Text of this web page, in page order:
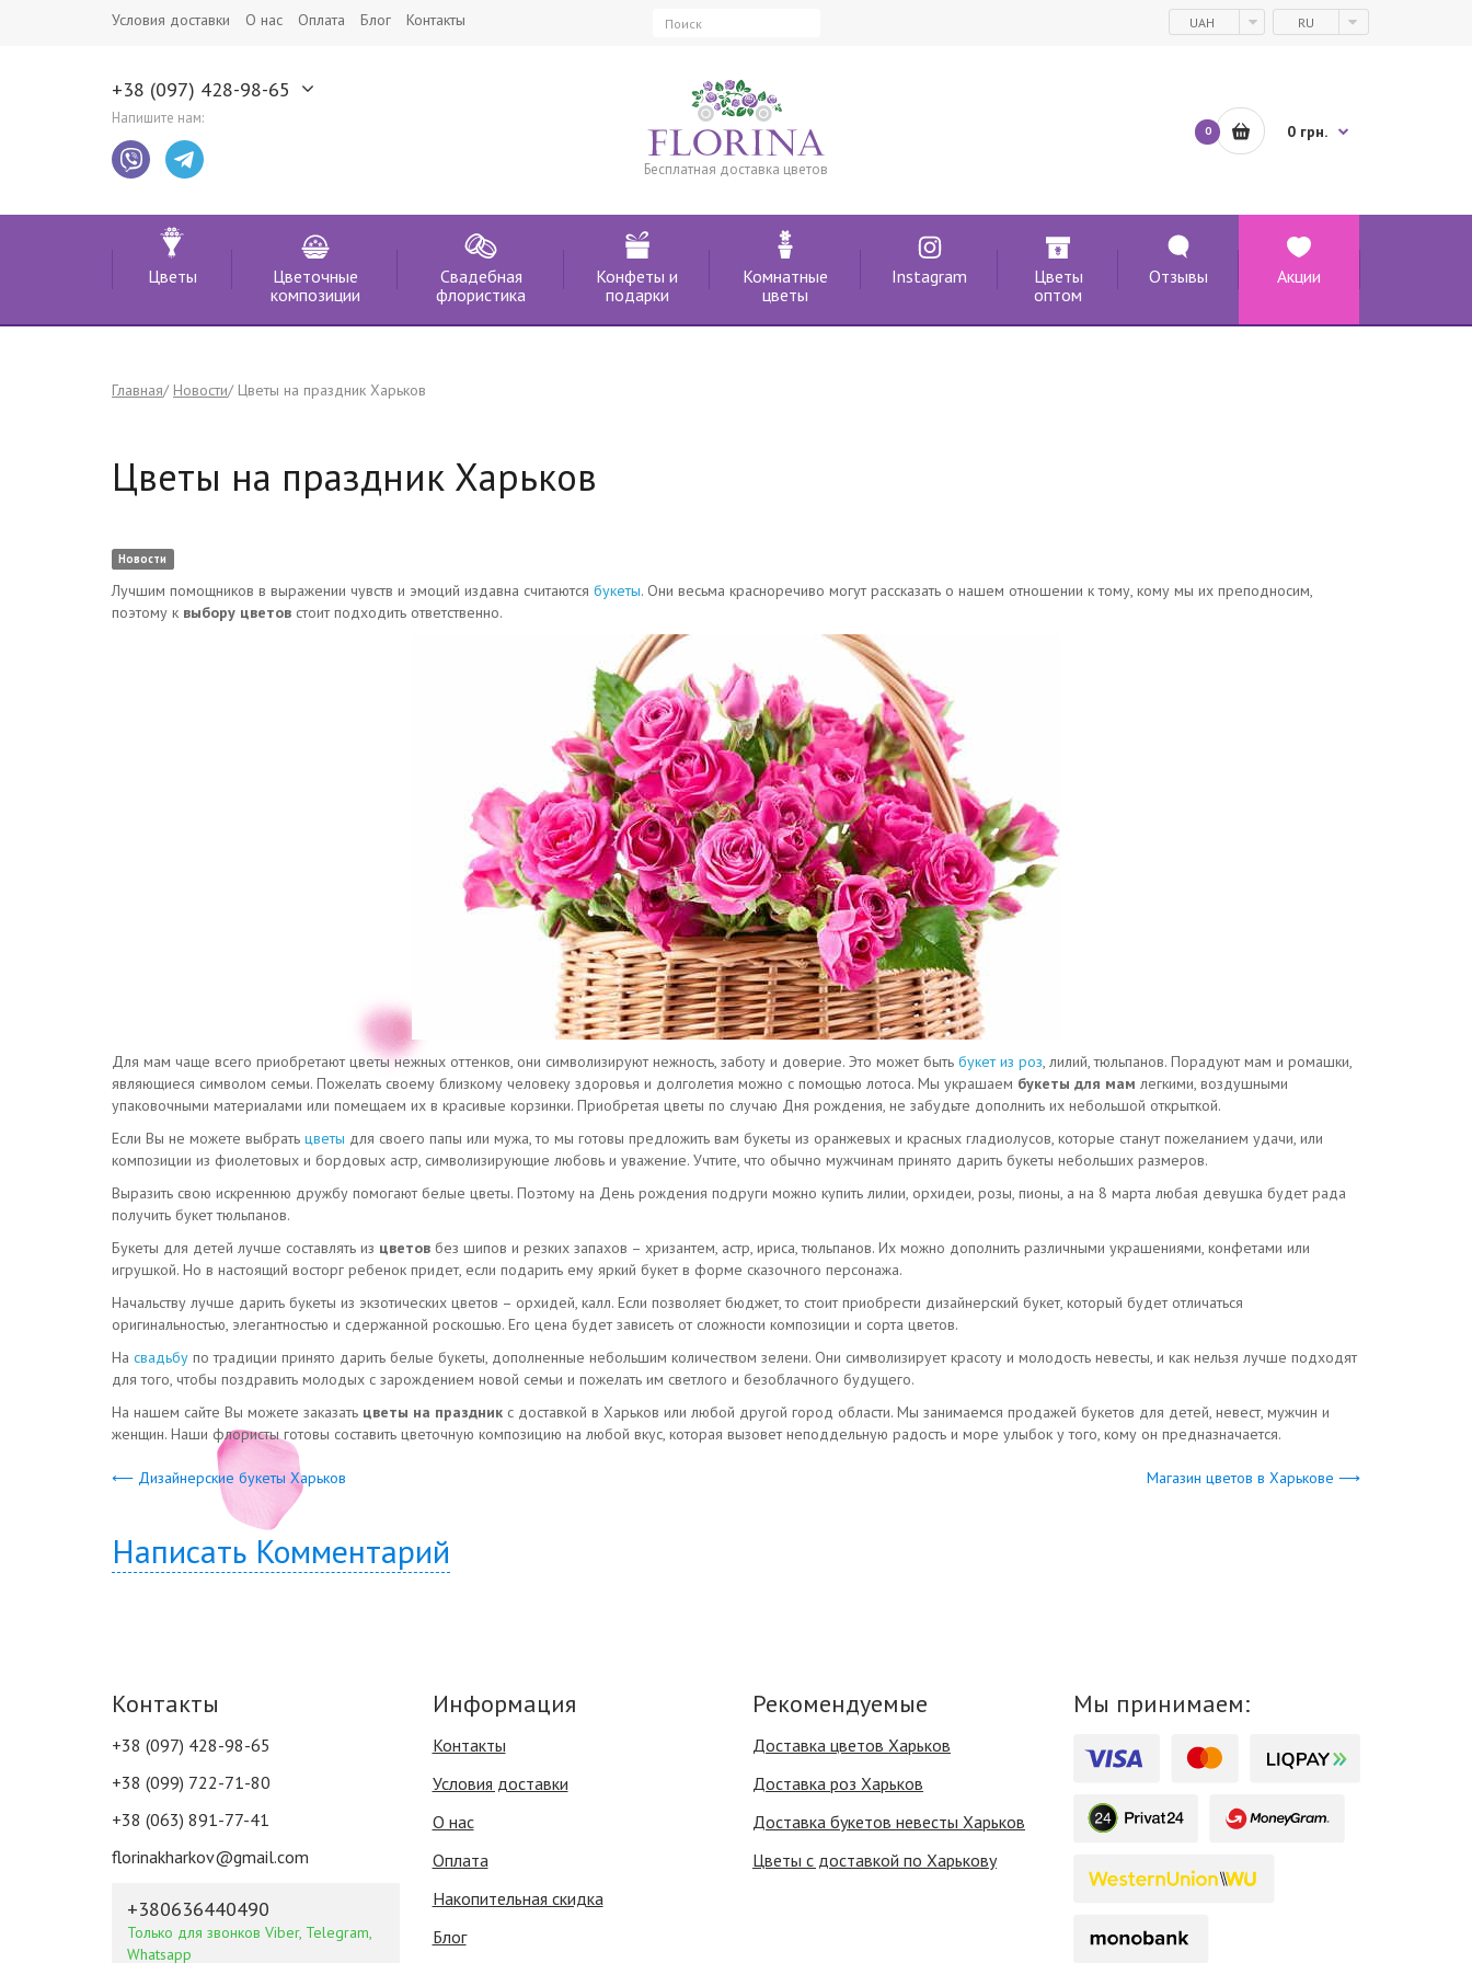
Условия доставки О нас Оплата Блог Контакты UAH RU
+38 (097) 428-98-65
Напишите нам:
Бесплатная доставка цветов
0 0 грн.
Цветы
Цветочные
композиции
Свадебная
флористика
Конфеты и
подарки
Комнатные
цветы
Instagram
Цветы
оптом
Отзывы Акции
Главная Новости Цветы на праздник Харьков
Цветы на праздник Харьков
Новости
Лучшим помощников в выражении чувств и эмоций издавна считаются букеты. Они весьма красноречиво могут рассказать о нашем отношении к тому, кому мы их преподносим,
поэтому к выбору цветов стоит подходить ответственно.
Для мам чаще всего приобретают цветы нежных оттенков, они символизируют нежность, заботу и доверие. Это может быть букет из роз, лилий, тюльпанов. Порадуют мам и ромашки,
являющиеся символом семьи. Пожелать своему близкому человеку здоровья и долголетия можно с помощью лотоса. Мы украшаем букеты для мам легкими, воздушными
упаковочными материалами или помещаем их в красивые корзинки. Приобретая цветы по случаю Дня рождения, не забудьте дополнить их небольшой открыткой.
Если Вы не можете выбрать цветы для своего папы или мужа, то мы готовы предложить вам букеты из оранжевых и красных гладиолусов, которые станут пожеланием удачи, или
композиции из фиолетовых и бордовых астр, символизирующие любовь и уважение. Учтите, что обычно мужчинам принято дарить букеты небольших размеров.
Выразить свою искреннюю дружбу помогают белые цветы. Поэтому на День рождения подруги можно купить лилии, орхидеи, розы, пионы, а на 8 марта любая девушка будет рада
получить букет тюльпанов.
Букеты для детей лучше составлять из цветов без шипов и резких запахов – хризантем, астр, ириса, тюльпанов. Их можно дополнить различными украшениями, конфетами или
игрушкой. Но в настоящий восторг ребенок придет, если подарить ему яркий букет в форме сказочного персонажа.
Начальству лучше дарить букеты из экзотических цветов – орхидей, калл. Если позволяет бюджет, то стоит приобрести дизайнерский букет, который будет отличаться
оригинальностью, элегантностью и сдержанной роскошью. Его цена будет зависеть от сложности композиции и сорта цветов.
На свадьбу по традиции принято дарить белые букеты, дополненные небольшим количеством зелени. Они символизирует красоту и молодость невесты, и как нельзя лучше подходят
для того, чтобы поздравить молодых с зарождением новой семьи и пожелать им светлого и безоблачного будущего.
На нашем сайте Вы можете заказать цветы на праздник с доставкой в Харьков или любой другой город области. Мы занимаемся продажей букетов для детей, невест, мужчин и
женщин. Наши флористы готовы составить цветочную композицию на любой вкус, которая вызовет неподдельную радость и море улыбок у того, кому он предназначается.
⟵ Дизайнерские букеты Харьков Магазин цветов в Харькове ⟶
Написать Комментарий
Контакты
+38 (097) 428-98-65
+38 (099) 722-71-80
+38 (063) 891-77-41
florinakharkov@gmail.com
+380636440490
Только для звонков Viber, Telegram,
Whatsapp
Информация
Контакты
Условия доставки
О нас
Оплата
Накопительная скидка
Блог
Рекомендуемые
Доставка цветов Харьков
Доставка роз Харьков
Доставка букетов невесты Харьков
Цветы с доставкой по Харькову
Мы принимаем: